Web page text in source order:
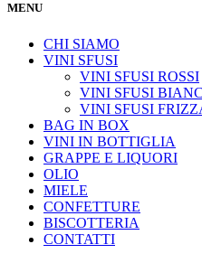
MENU
CHI SIAMO
VINI SFUSI
VINI SFUSI ROSSI
VINI SFUSI
VINI SFUSI
BAG IN BOX
VINI IN BOTTIGLIA
GRAPPE E LIQUORI
OLIO
MIELE
CONFETTURE
BISCOTTERIA
CONTATTI